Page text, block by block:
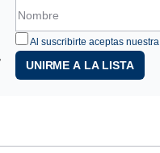
Al suscribirte aceptas nuestra
UNIRME A LA LISTA